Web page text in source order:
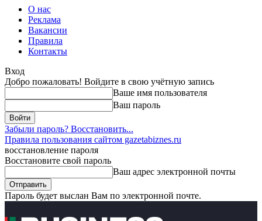
О нас
Реклама
Вакансии
Правила
Контакты
Вход
Добро пожаловать! Войдите в свою учётную запись
Ваше имя пользователя
Ваш пароль
Забыли пароль? Восстановить...
Правила пользования сайтом gazetabiznes.ru
восстановление пароля
Восстановите свой пароль
Ваш адрес электронной почты
Пароль будет выслан Вам по электронной почте.